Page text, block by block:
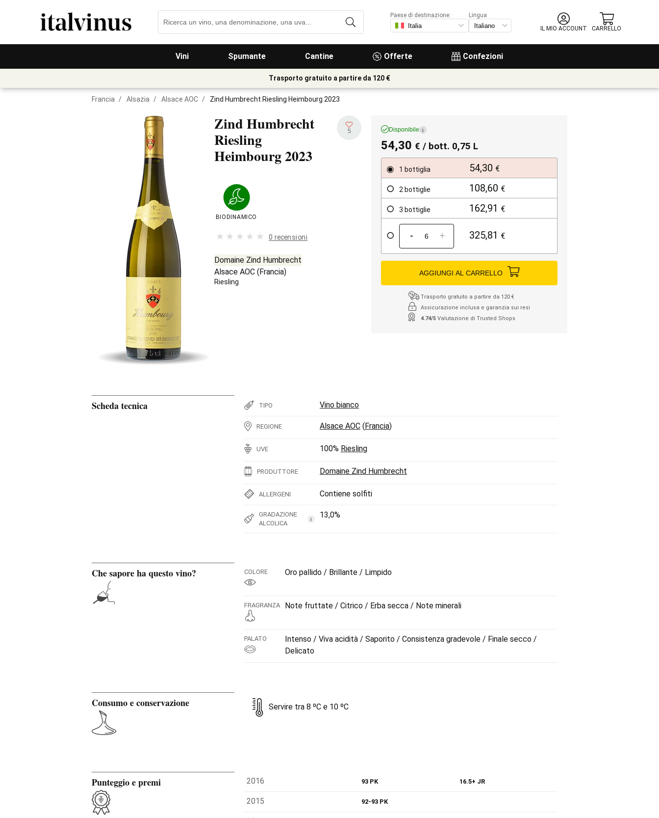
Vini Spumante Cantine Offerte Confezioni
Paese di destinazione:
Lingua
IL MIO ACCOUNT
CARRELLO
Trasporto gratuito a partire da 120 €
Francia / Alsazia / Alsace AOC / Zind Humbrecht Riesling Heimbourg 2023
Zind Humbrecht
Riesling
Heimbourg2023
5
BIODINAMICO
0 recensioni
Domaine Zind Humbrecht
Alsace AOC (Francia)
Riesling
Disponibile i
54,30 € / bott. 0,75 L
1 bottiglia 54,30 €
2 bottiglie 108,60 €
3 bottiglie 162,91 €
- + 325,81 €
AGGIUNGI AL CARRELLO
Trasporto gratuito a partire da 120 €
Assicurazione inclusa e garanzia sui resi
4.74/5 Valutazione di Trusted Shops
Scheda tecnica TIPO Vino bianco
REGIONE Alsace AOC (Francia)
UVE 100% Riesling
PRODUTTORE Domaine Zind Humbrecht
ALLERGENI Contiene solfiti
GRADAZIONE
ALCOLICA
i 13,0%
Che sapore ha questo vino? COLORE Oro pallido / Brillante / Limpido
FRAGRANZA Note fruttate / Citrico / Erba secca / Note minerali
PALATO
Intenso / Viva acidità / Saporito / Consistenza gradevole / Finale secco /
Delicato
Consumo e conservazione Servire tra 8 ºC e 10 ºC
Punteggio e premi 2016 93 PK 16.5+ JR
2015 92-93 PK